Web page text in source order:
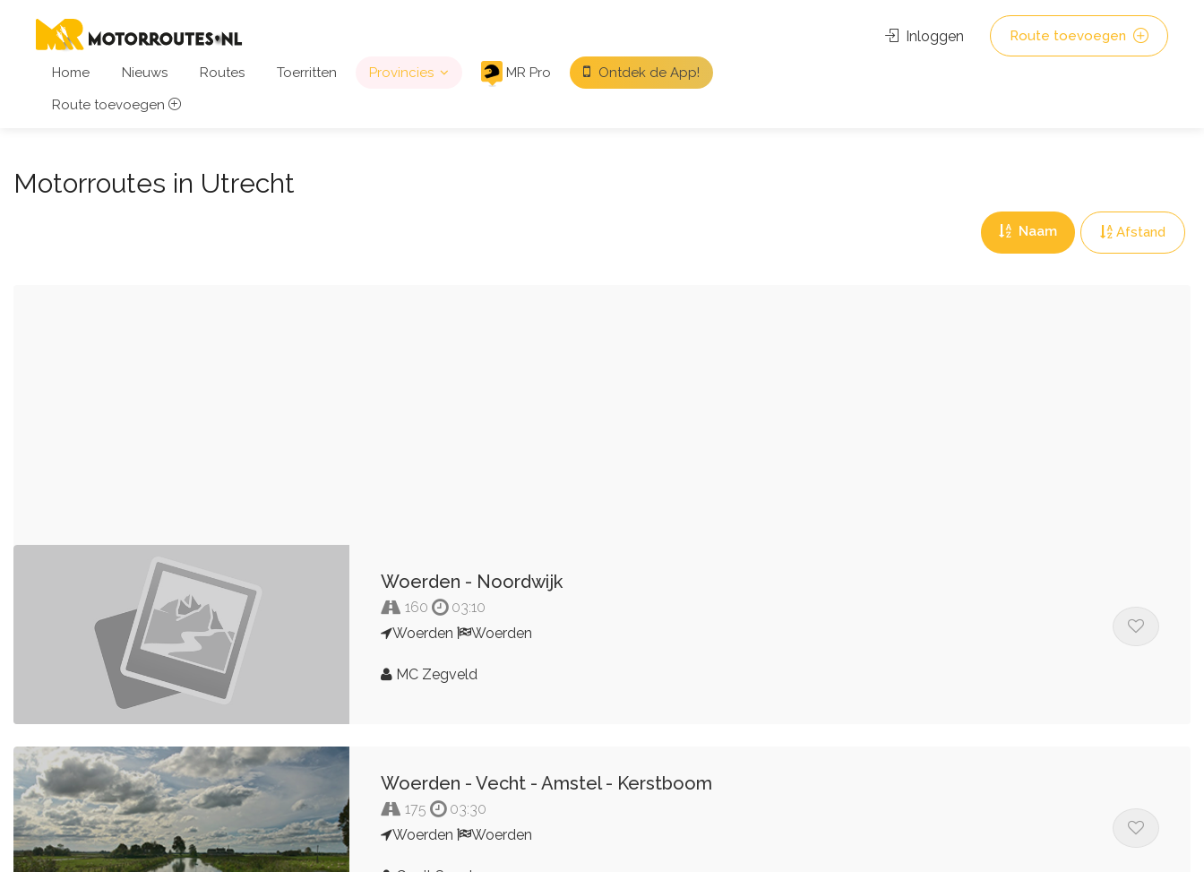
Home Nieuws Routes Toerritten Provincies MR Pro
Ontdek de App!
Route toevoegen
Inloggen Route toevoegen
Motorroutes in Utrecht
Naam Afstand
Woerden - Noordwijk
160
03:10
Woerden
Woerden
MC Zegveld
Woerden - Vecht - Amstel - Kerstboom
175
03:30
Woerden
Woerden